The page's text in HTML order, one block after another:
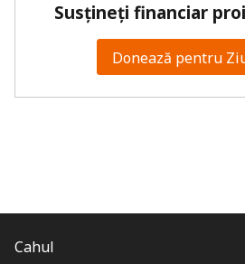
Susțineți financiar
Donează pentru
Cahul